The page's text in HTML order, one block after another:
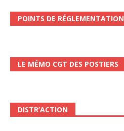
POINTS DE RÉGLEMENTATION
LE MÉMO CGT DES POSTIERS
DISTR’ACTION